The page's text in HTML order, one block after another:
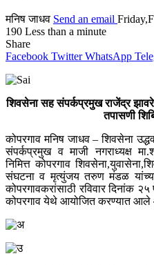
मनिष जाधव Send an email
190 Less than a minute
Share
Facebook Twitter WhatsApp
शिवसेना सह संपर्कप्रमुख राजेंद्र झावरे
तपासणी
कोपरगाव मनिष जाधव – शिवसेना
संपर्कप्रमुख व माजी नगराध्यक्ष
निमित्त कोपरगाव
संघटना व मृत्युंजय तरुण मंडळ
कोपरगावकरांसाठी रविवार दिनांक २५
कोपरगाव येथे आयोजित करण्यात